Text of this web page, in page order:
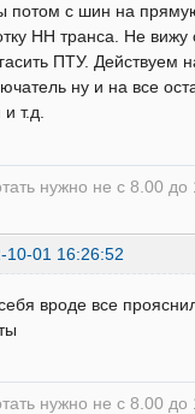
потом с шин на
НН транса. Не
ПТУ. Действуем
ну и на все
т.д.
нужно не с 8.00 до
10-01 16:26:52
вроде все
нужно не с 8.00 до